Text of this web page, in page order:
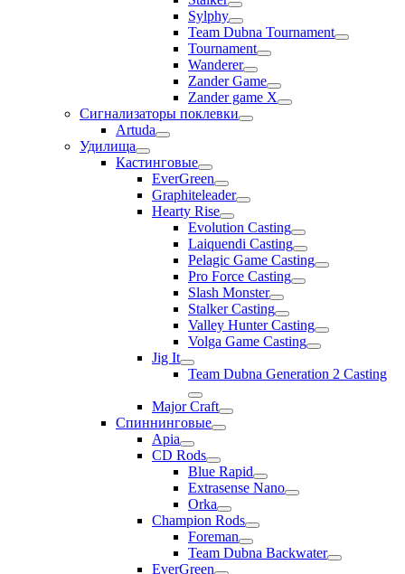
Sylphy
Team Dubna Tournament
Tournament
Wanderer
Zander Game
Zander game X
Сигнализаторы поклевки
Artuda
Удилища
Кастинговые
EverGreen
Graphiteleader
Hearty Rise
Evolution Casting
Laiquendi Casting
Pelagic Game Casting
Pro Force Casting
Slash Monster
Stalker Casting
Valley Hunter Casting
Volga Game Casting
Jig It
Team Dubna Generation 2 Casting
Major Craft
Спиннинговые
Apia
CD Rods
Blue Rapid
Extrasense Nano
Orka
Champion Rods
Foreman
Team Dubna Backwater
EverGreen